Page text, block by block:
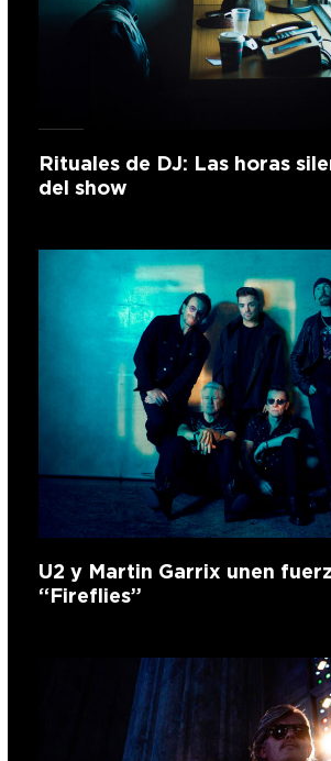
Rituales de DJ: Las horas
del show
U2 y Martin Garrix unen
“Fireflies”